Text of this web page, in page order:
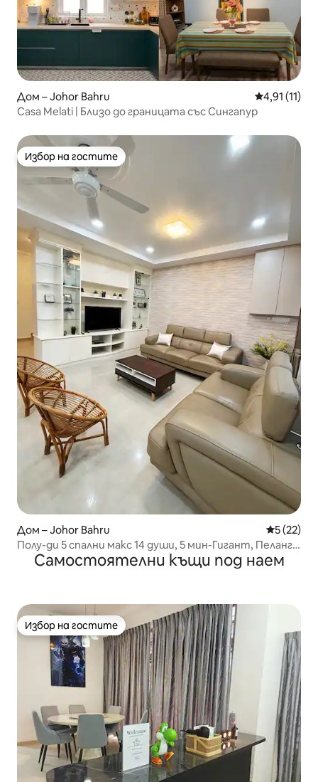
Дом – Johor Bahru Средна
4,91 (11)
Casa Melati | Близо до границата със Сингапур
Избор на гостите
Избор на гостите
Дом – Johor Bahru Средна
5 (22)
Полу-ди 5 спални макс 14 души, 5 мин-Гигант, Пеланги
Авеню
Самостоятелни къщи под наем
Избор на гостите
Избор на гостите